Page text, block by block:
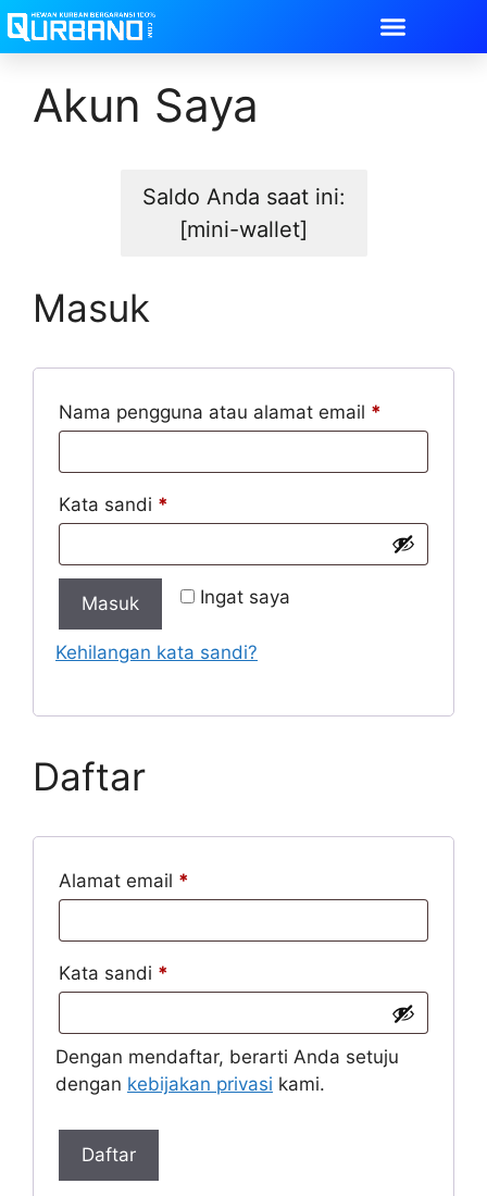
Akun Saya
Saldo Anda saat ini:
[mini-wallet]
Masuk
Nama pengguna atau alamat email *
Kata sandi *
Ingat saya
Masuk
Kehilangan kata sandi?
Daftar
Alamat email *
Kata sandi *
Dengan mendaftar, berarti Anda setuju
dengan kebijakan privasi kami.
Daftar